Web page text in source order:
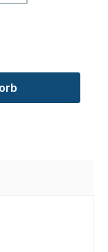
die Schaltflächen